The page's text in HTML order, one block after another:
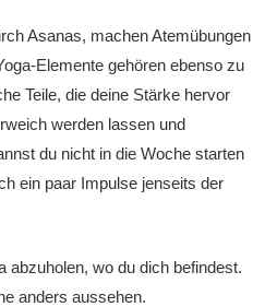
Asanas, machen Atemübungen
Elemente gehören ebenso zu
Teile, die deine Stärke hervor
werden lassen und
du nicht in die Woche starten
ein paar Impulse jenseits der
abzuholen, wo du dich befindest.
anders aussehen.